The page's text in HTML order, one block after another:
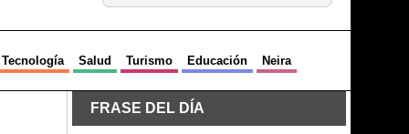
Tecnología Salud Turismo Educación Neira
FRASE DEL DÍA